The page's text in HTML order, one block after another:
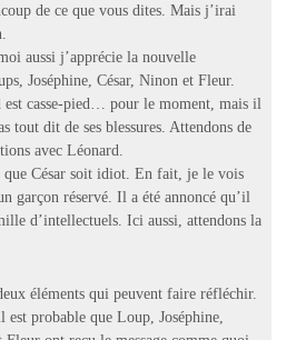
de ce que vous dites. Mais j’irai
aussi j’apprécie la nouvelle
Joséphine, César, Ninon et Fleur.
est casse-pied… pour le moment, mais il
tout dit de ses blessures. Attendons de
avec Léonard.
que César soit idiot. En fait, je le vois
garçon réservé. Il a été annoncé qu’il
d’intellectuels. Ici aussi, attendons la
éléments qui peuvent faire réfléchir.
est probable que Loup, Joséphine,